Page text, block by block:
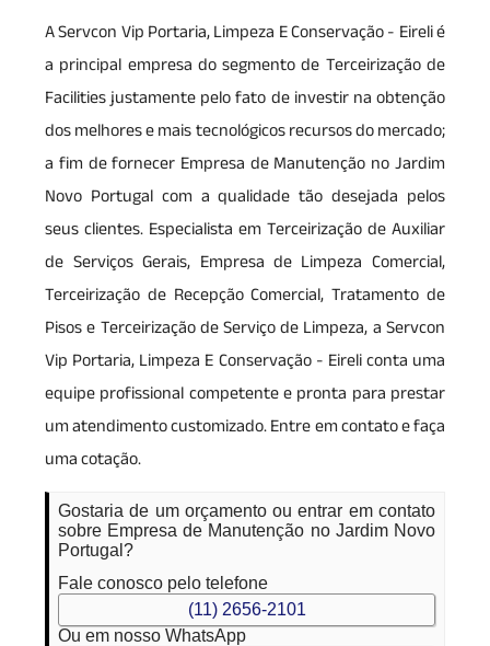
A Servcon Vip Portaria, Limpeza E Conservação - Eireli é
a principal empresa do segmento de Terceirização de
Facilities justamente pelo fato de investir na obtenção
dos melhores e mais tecnológicos recursos do mercado;
a fim de fornecer Empresa de Manutenção no Jardim
Novo Portugal com a qualidade tão desejada pelos
seus clientes. Especialista em Terceirização de Auxiliar
de Serviços Gerais, Empresa de Limpeza Comercial,
Terceirização de Recepção Comercial, Tratamento de
Pisos e Terceirização de Serviço de Limpeza, a Servcon
Vip Portaria, Limpeza E Conservação - Eireli conta uma
equipe profissional competente e pronta para prestar
um atendimento customizado. Entre em contato e faça
uma cotação.
Gostaria de um orçamento ou entrar em contato
sobre Empresa de Manutenção no Jardim Novo
Portugal?
Fale conosco pelo telefone
(11) 2656-2101
Ou em nosso WhatsApp